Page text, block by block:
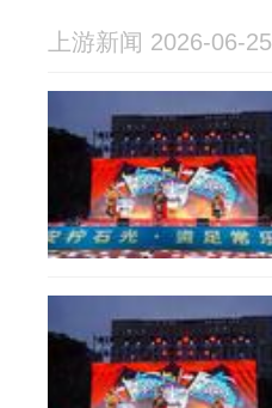
上游新闻 2026-06-25